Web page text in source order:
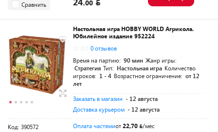
Сравнить 00
Настольная игра HOBBY WORLD Агрикола.
Юбилейное издание 952224
0 отзывов
Время на партию: 90 мин Жанр игры:
Стратегия Тип: Настольная игра Количество
игроков: 1 - 4 Возрастное ограничение: от 12
лет
Заказать в магазин - 12 августа
Доставка курьером - 12 августа
Код: 390572 Оплата частямиот22,70
/мес